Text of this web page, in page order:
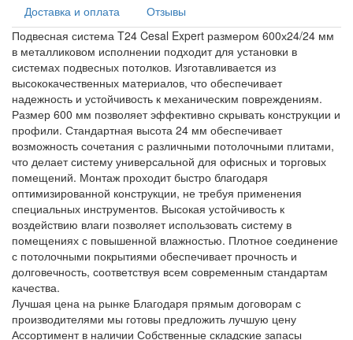
Доставка и оплата
Отзывы
Подвесная система T24 Cesal Expert размером 600х24/24 мм
в металликовом исполнении подходит для установки в
системах подвесных потолков. Изготавливается из
высококачественных материалов, что обеспечивает
надежность и устойчивость к механическим повреждениям.
Размер 600 мм позволяет эффективно скрывать конструкции и
профили. Стандартная высота 24 мм обеспечивает
возможность сочетания с различными потолочными плитами,
что делает систему универсальной для офисных и торговых
помещений. Монтаж проходит быстро благодаря
оптимизированной конструкции, не требуя применения
специальных инструментов. Высокая устойчивость к
воздействию влаги позволяет использовать систему в
помещениях с повышенной влажностью. Плотное соединение
с потолочными покрытиями обеспечивает прочность и
долговечность, соответствуя всем современным стандартам
качества.
Лучшая цена на рынке Благодаря прямым договорам с
производителями мы готовы предложить лучшую цену
Ассортимент в наличии Собственные складские запасы